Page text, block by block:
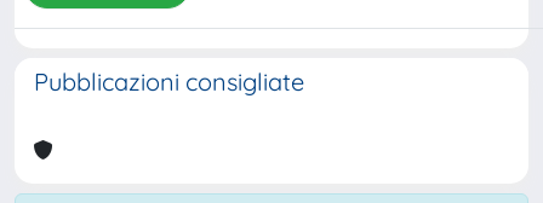
Pubblicazioni consigliate